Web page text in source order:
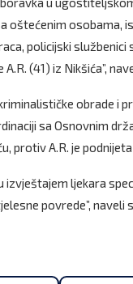
oštećenim osobama,
policijski službenici
(41) iz Nikšića”,
obrade i
sa Osnovnim
protiv A.R. je
izvještajem ljekara
povrede”, naveli